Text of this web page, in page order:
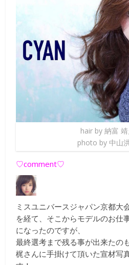
hair by 納富
photo by 中山
♡comment♡
ミスユニバースジャパン京都大
を経て、そこからモデルのお仕
になったのですが、
最終選考まで残る事が出来たの
梶さんに手掛けて頂いた宣材写